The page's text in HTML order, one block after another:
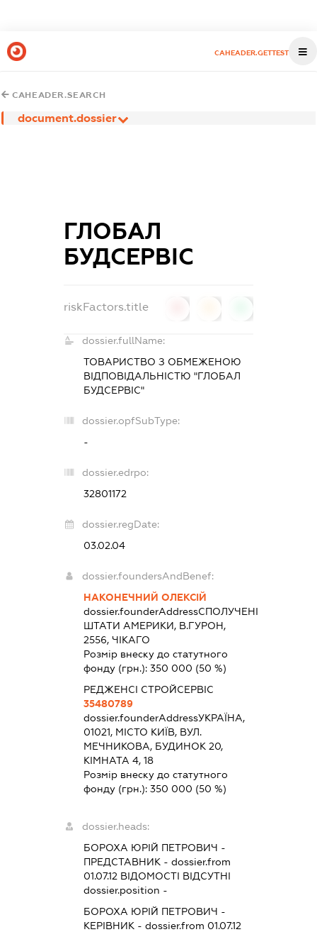
CAHEADER.GETTEST
CAHEADER.SEARCH
document.dossier
ГЛОБАЛ
БУДСЕРВІС
riskFactors.title
dossier.fullName:
ТОВАРИСТВО З ОБМЕЖЕНОЮ
ВІДПОВІДАЛЬНІСТЮ "ГЛОБАЛ
БУДСЕРВІС"
dossier.opfSubType:
-
dossier.edrpo:
32801172
dossier.regDate:
03.02.04
dossier.foundersAndBenef:
НАКОНЕЧНИЙ ОЛЕКСІЙ
dossier.founderAddressСПОЛУЧЕНІ
ШТАТИ АМЕРИКИ, В.ГУРОН,
2556, ЧІКАГО
Розмір внеску до статутного
фонду (грн.):350 000 (50 %)
РЕДЖЕНСІ СТРОЙСЕРВІС
35480789
dossier.founderAddressУКРАЇНА,
01021, МІСТО КИЇВ, ВУЛ.
МЕЧНИКОВА, БУДИНОК 20,
КІМНАТА 4, 18
Розмір внеску до статутного
фонду (грн.):350 000 (50 %)
dossier.heads:
БОРОХА ЮРІЙ ПЕТРОВИЧ -
ПРЕДСТАВНИК - dossier.from
01.07.12 ВІДОМОСТІ ВІДСУТНІ
dossier.position -
БОРОХА ЮРІЙ ПЕТРОВИЧ -
КЕРІВНИК - dossier.from 01.07.12